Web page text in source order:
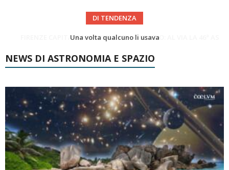
DI TENDENZA
Cielo del Mese di Agosto 2026
NEWS DI ASTRONOMIA E SPAZIO